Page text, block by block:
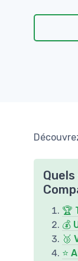
🏆
💰
🥉
⭐